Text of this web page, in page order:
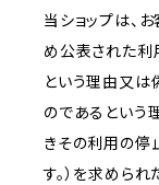
当ショップは、
め公表された利
という理由又は
のであるという
きその利用の停
す。）を求めら